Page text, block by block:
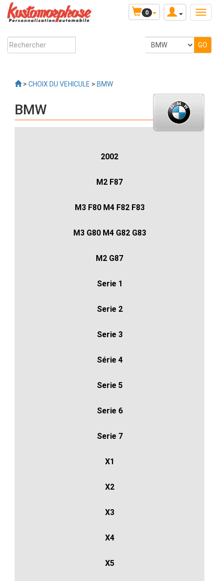
0
> CHOIX DU VEHICULE > BMW
BMW
2002
M2 F87
M3 F80 M4 F82 F83
M3 G80 M4 G82 G83
M2 G87
Serie 1
Serie 2
Serie 3
Série 4
Serie 5
Serie 6
Serie 7
X1
X2
X3
X4
X5